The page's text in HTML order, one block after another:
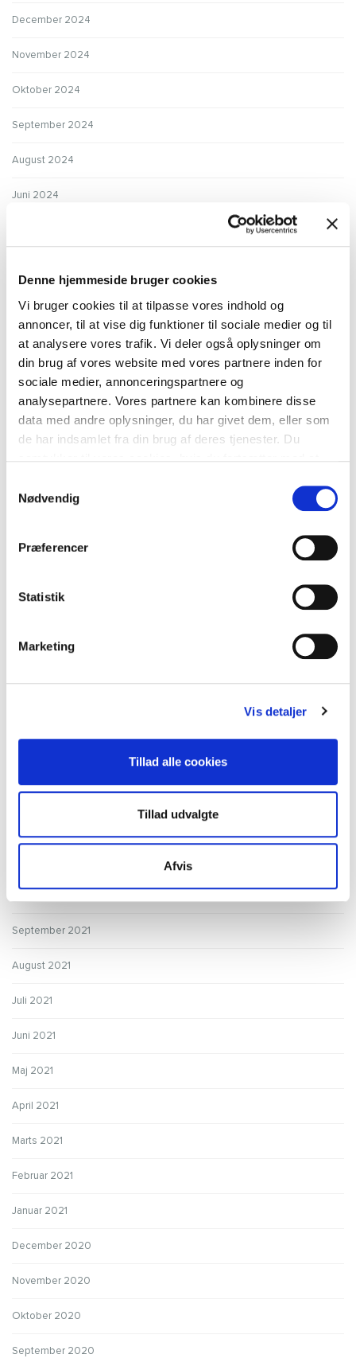
Denne hjemmeside bruger cookies
Vi bruger cookies til at tilpasse vores indhold og
annoncer, til at vise dig funktioner til sociale medier og til
at analysere vores trafik. Vi deler også oplysninger om
din brug af vores website med vores partnere inden for
sociale medier, annonceringspartnere og
analysepartnere. Vores partnere kan kombinere disse
data med andre oplysninger, du har givet dem, eller som
de har indsamlet fra din brug af deres tjenester. Du
Nødvendig
Præferencer
Statistik
Marketing
Vis detaljer
Tillad alle cookies
Tillad udvalgte
Afvis
December 2024
November 2024
Oktober 2024
September 2024
August 2024
Juni 2024
December 2023
Juli 2023
Juni 2023
April 2023
September 2022
Juni 2022
Maj 2022
Februar 2022
September 2021
August 2021
Juli 2021
Juni 2021
Maj 2021
April 2021
Marts 2021
Februar 2021
Januar 2021
December 2020
November 2020
Oktober 2020
September 2020